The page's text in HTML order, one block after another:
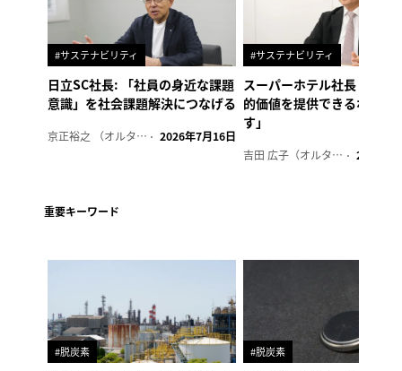
#サステナビリティ
日立SC社長: 「社員の身近な課題
意識」を社会課題解決につなげる
京正裕之 （オルタナ副編集長） 2026年7月16日
#サステナビリティ
スーパーホテル社長「地域
的価値を提供できるホテル
す」
吉田 広子（オルタナ輪番編集長） 2026年6
重要キーワード
#脱炭素 #脱炭素